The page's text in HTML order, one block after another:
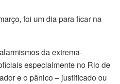
foi um dia para ficar na
da extrema-
especialmente no Rio de
e o pânico – justificado ou